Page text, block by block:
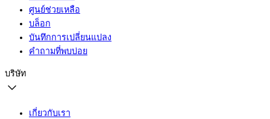
ศูนย์ช่วยเหลือ
บล็อก
บันทึกการเปลี่ยนแปลง
คำถามที่พบบ่อย
บริษัท
เกี่ยวกับเรา